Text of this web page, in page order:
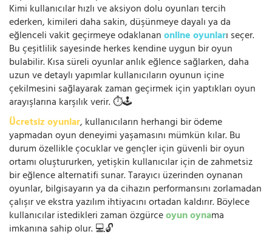
Kimi kullanıcılar hızlı ve aksiyon dolu oyunları tercih
ederken, kimileri daha sakin, düşünmeye dayalı ya da
eğlenceli vakit geçirmeye odaklananonline oyunları seçer.
Bu çeşitlilik sayesinde herkes kendine uygun bir oyun
bulabilir. Kısa süreli oyunlar anlık eğlence sağlarken, daha
uzun ve detaylı yapımlar kullanıcıların oyunun içine
çekilmesini sağlayarak zaman geçirmek için yaptıkları oyun
arayışlarına karşılık verir. ⏱️🕹️
Ücretsiz oyunlar, kullanıcıların herhangi bir ödeme
yapmadan oyun deneyimi yaşamasını mümkün kılar. Bu
durum özellikle çocuklar ve gençler için güvenli bir oyun
ortamı oluştururken, yetişkin kullanıcılar için de zahmetsiz
bir eğlence alternatifi sunar. Tarayıcı üzerinden oynanan
oyunlar, bilgisayarın ya da cihazın performansını zorlamadan
çalışır ve ekstra yazılım ihtiyacını ortadan kaldırır. Böylece
kullanıcılar istedikleri zaman özgürceoyun oynama
imkanına sahip olur. 💻🔓